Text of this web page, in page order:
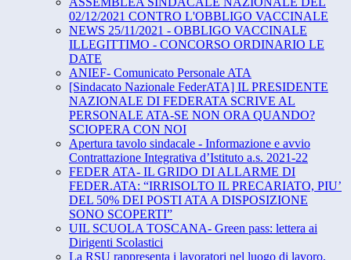
02/12/2021 CONTRO L'OBBLIGO VACCINALE
NEWS 25/11/2021 - OBBLIGO VACCINALE
ILLEGITTIMO - CONCORSO ORDINARIO LE
DATE
ANIEF- Comunicato Personale ATA
[Sindacato Nazionale FederATA] IL PRESIDENTE
NAZIONALE DI FEDERATA SCRIVE AL
PERSONALE ATA-SE NON ORA QUANDO?
SCIOPERA CON NOI
Apertura tavolo sindacale - Informazione e avvio
Contrattazione Integrativa d’Istituto a.s. 2021-22
FEDER ATA- IL GRIDO DI ALLARME DI
FEDER.ATA: “IRRISOLTO IL PRECARIATO, PIU’
DEL 50% DEI POSTI ATA A DISPOSIZIONE
SONO SCOPERTI”
UIL SCUOLA TOSCANA- Green pass: lettera ai
Dirigenti Scolastici
La RSU rappresenta i lavoratori nel luogo di lavoro,